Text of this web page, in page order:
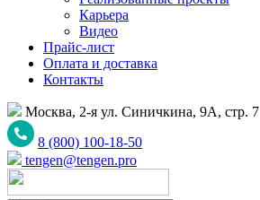
Карьера
Видео
Прайс-лист
Оплата и доставка
Контакты
Москва, 2-я ул. Синичкина, 9А, стр. 7
8 (800) 100-18-50
tengen@tengen.pro